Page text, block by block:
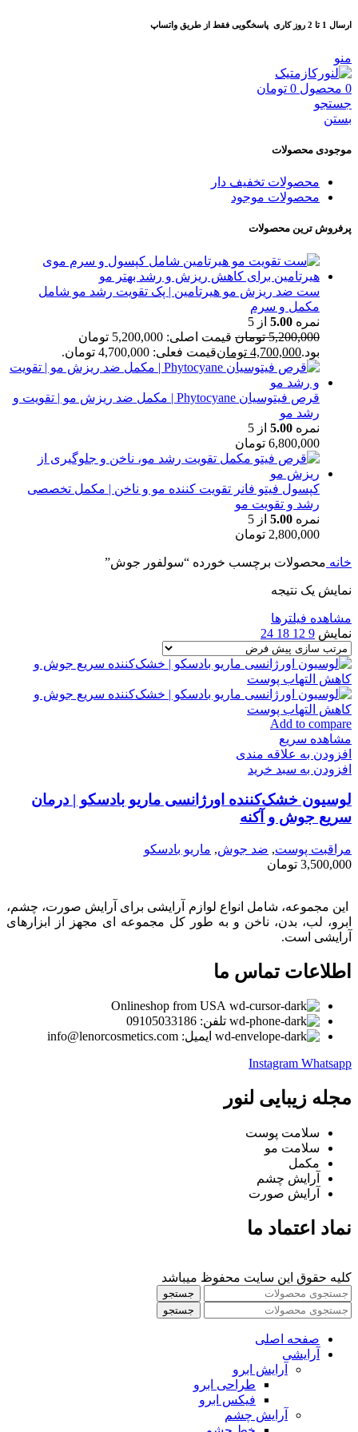
ارسال 1 تا 2 روز کاری پاسخگویی فقط از طریق واتساپ
منو
0 محصول 0 تومان
جستجو
بستن
موجودی محصولات
محصولات تخفیف دار
محصولات موجود
پرفروش ترین محصولات
ست ضد ریزش مو هیرتامین | پک تقویت رشد مو شامل
مکمل و سرم
نمره 5.00 از 5
5,200,000 تومان
قیمت اصلی: 5,200,000 تومان
بود.4,700,000 تومانقیمت فعلی: 4,700,000 تومان.
قرص فیتوسیان Phytocyane | مکمل ضد ریزش مو | تقویت و
رشد مو
نمره 5.00 از 5
6,800,000 تومان
کپسول فیتو فانر تقویت کننده مو و ناخن | مکمل تخصصی
رشد و تقویت مو
نمره 5.00 از 5
2,800,000 تومان
خانه محصولات برچسب خورده “سولفور جوش”
نمایش یک نتیجه
مشاهده فیلترها
نمایش 9
12
18
24
Add to compare
مشاهده سریع
افزودن به علاقه مندی
افزودن به سبد خرید
لوسیون خشک‌کننده اورژانسی ماریو بادسکو | درمان
سریع جوش و آکنه
مراقبت پوست, ضد جوش, ماريو بادسكو
3,500,000 تومان
این مجموعه، شامل انواع لوازم آرایشی برای آرایش صورت، چشم،
ابرو، لب، بدن، ناخن و به طور کل مجموعه ای مجهز از ابزارهای
آرایشی است.
اطلاعات تماس ما
Onlineshop from USA
تلفن: 09105033186
ایمیل: info@lenorcosmetics.com
Instagram Whatsapp
مجله زیبایی لنور
سلامت پوست
سلامت مو
مکمل
آرایش چشم
آرایش صورت
نماد اعتماد ما
کلیه حقوق این سایت محفوظ میباشد
جستجو
جستجو
صفحه اصلی
آرایشی
آرايش ابرو
طراحی ابرو
فیکس ابرو
آرايش چشم